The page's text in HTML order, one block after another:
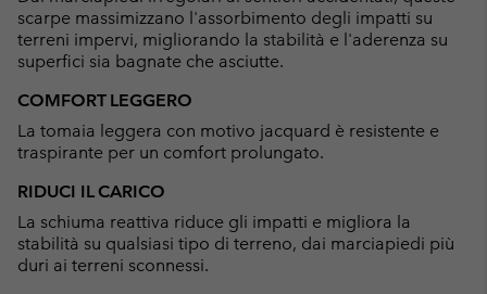
scarpe massimizzano l'assorbimento degli impatti su
terreni impervi, migliorando la stabilità e l'aderenza su
superfici sia bagnate che asciutte.
COMFORT LEGGERO
La tomaia leggera con motivo jacquard è resistente e
traspirante per un comfort prolungato.
RIDUCI IL CARICO
La schiuma reattiva riduce gli impatti e migliora la
stabilità su qualsiasi tipo di terreno, dai marciapiedi più
duri ai terreni sconnessi.